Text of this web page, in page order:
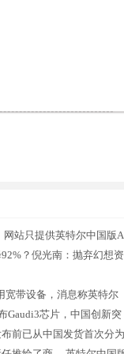
站只提供英特尔中国版
？倪光南：抛弃幻想资
宽带设备，消息称英特尔
Gaudi3芯片，中国创新突
前已从中国发货首次分为